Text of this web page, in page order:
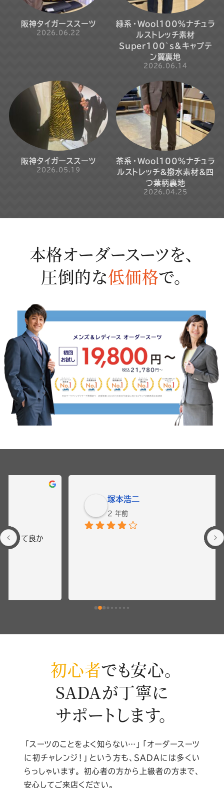
阪神タイガーススーツ
2026.06.22
緑系・Wool100％ナチュラ
ルストレッチ素材
Super100`s&キャプテ
ン翼裏地
2026.06.14
阪神タイガーススーツ
2026.05.19
茶系・Wool100％ナチュラ
ルストレッチ＆撥水素材&四
つ葉柄裏地
2026.04.25
本格オーダースーツを、
圧倒的な低価格で。
o
g
コ
初心者でも安心。
SADAが丁寧に
サポートします。
「スーツのことをよく知らない…」「オーダースーツ
に初チャレンジ！」 という方も、SADAには多くい
らっしゃいます。
初心者の方から上級者の方まで、
安心してご来店ください。